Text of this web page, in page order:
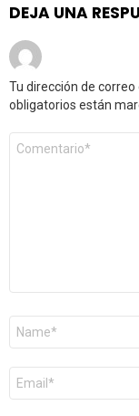
DEJA UNA
Tu dirección de
obligatorios están
Comentario
Nombre
Correo
electrónico
*